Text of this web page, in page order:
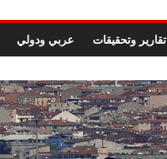
صور ..
الوزاري
إنشاء
متابعة
قرينة
حق
تقارير وتحقيقات عربي ودولي